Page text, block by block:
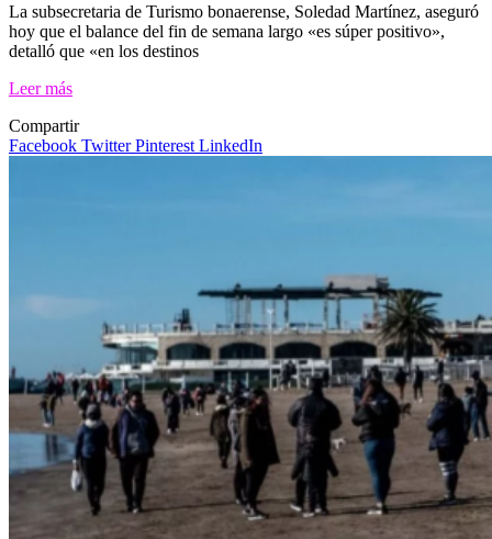
La subsecretaria de Turismo bonaerense, Soledad Martínez, aseguró
hoy que el balance del fin de semana largo «es súper positivo»,
detalló que «en los destinos
Leer más
Compartir
Facebook TwitterPinterest LinkedIn